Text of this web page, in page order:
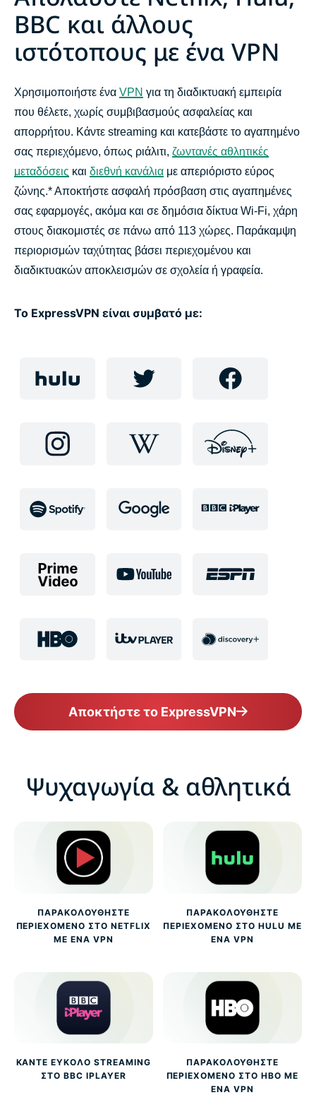
Παιχνίδια & μουσική
Οδηγοί βοήθειας
Συχνές ερωτήσεις: Ροή με VPN
Πώς να αποκτήσετε ένα VPN
Ξεκινήστε τη ροή με το ExpressVPN
Γιατί να χρησιμοποιήσετε το ExpressVPN;
ξεκλειδώσετε όλα όσα έχει να προσφέρει το Διαδίκτυο
BBC και άλλους
ιστότοπους με ένα VPN
Χρησιμοποιήστε ένα VPN για τη διαδικτυακή εμπειρία
που θέλετε, χωρίς συμβιβασμούς ασφαλείας και
απορρήτου. Κάντε streaming και κατεβάστε το αγαπημένο
σας περιεχόμενο, όπως ριάλιτι, ζωντανές αθλητικές
μεταδόσεις και διεθνή κανάλια με απεριόριστο εύρος
ζώνης.* Αποκτήστε ασφαλή πρόσβαση στις αγαπημένες
σας εφαρμογές, ακόμα και σε δημόσια δίκτυα Wi-Fi, χάρη
στους διακομιστές σε πάνω από 113 χώρες. Παράκαμψη
περιορισμών ταχύτητας βάσει περιεχομένου και
διαδικτυακών αποκλεισμών σε σχολεία ή γραφεία.
Το ExpressVPN είναι συμβατό με:
Αποκτήστε το ExpressVPN
Ψυχαγωγία & αθλητικά
ΠΑΡΑΚΟΛΟΥΘΉΣΤΕ
ΠΕΡΙΕΧΌΜΕΝΟ ΣΤΟ NETFLIX
ΜΕ ΈΝΑ VPN
ΠΑΡΑΚΟΛΟΥΘΉΣΤΕ
ΠΕΡΙΕΧΌΜΕΝΟ ΣΤΟ HULU ΜΕ
ΈΝΑ VPN
ΚΆΝΤΕ ΕΎΚΟΛΟ STREAMING
ΣΤΟ BBC IPLAYER
ΠΑΡΑΚΟΛΟΥΘΉΣΤΕ
ΠΕΡΙΕΧΌΜΕΝΟ ΣΤΟ HBO ΜΕ
ΈΝΑ VPN